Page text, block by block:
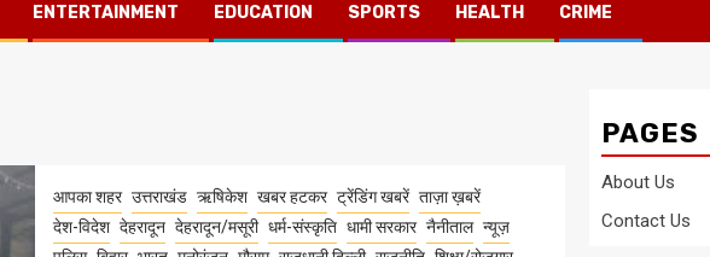
ENTERTAINMENT EDUCATION SPORTS HEALTH CRIME
आपका शहर उत्तराखंड ऋषिकेश खबर हटकर ट्रेंडिंग खबरें ताज़ा ख़बरें
देश-विदेश देहरादून देहरादून/मसूरी धर्म-संस्कृति धामी सरकार नैनीताल न्यूज़
PAGES
About Us
Contact Us